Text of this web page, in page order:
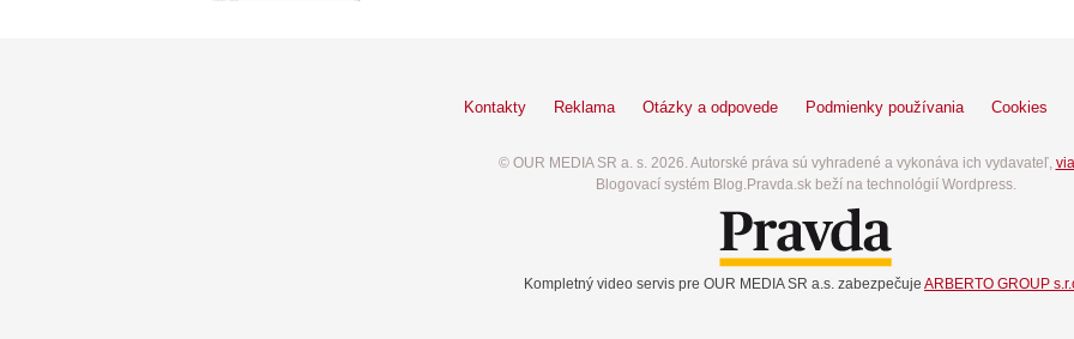
Kontakty Reklama Otázky a odpovede Podmienky používania Cookies
© OUR MEDIA SR a. s. 2026. Autorské práva sú vyhradené a vykonáva ich vydavateľ,
Blogovací systém Blog.Pravda.sk beží na technológií Wordpress.
Kompletný video servis pre OUR MEDIA SR a.s. zabezpečuje ARBERTO GROUP